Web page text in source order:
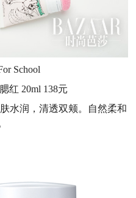
School
红 20ml 138元
水润，清透双颊。自然柔和